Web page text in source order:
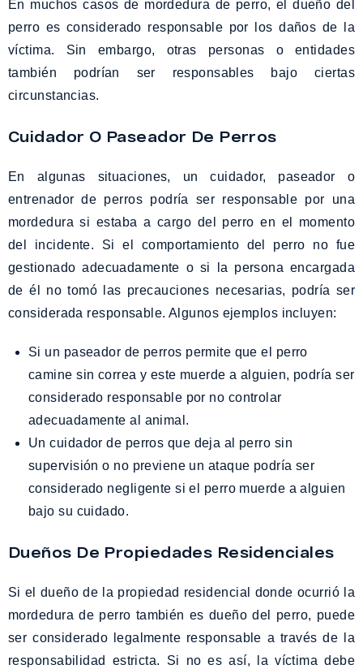
En muchos casos de mordedura de perro, el dueño del
perro es considerado responsable por los daños de la
víctima. Sin embargo, otras personas o entidades
también podrían ser responsables bajo ciertas
circunstancias.
Cuidador O Paseador De Perros
En algunas situaciones, un cuidador, paseador o
entrenador de perros podría ser responsable por una
mordedura si estaba a cargo del perro en el momento
del incidente. Si el comportamiento del perro no fue
gestionado adecuadamente o si la persona encargada
de él no tomó las precauciones necesarias, podría ser
considerada responsable. Algunos ejemplos incluyen:
Si un paseador de perros permite que el perro
camine sin correa y este muerde a alguien, podría ser
considerado responsable por no controlar
adecuadamente al animal.
Un cuidador de perros que deja al perro sin
supervisión o no previene un ataque podría ser
considerado negligente si el perro muerde a alguien
bajo su cuidado.
Dueños De Propiedades Residenciales
Si el dueño de la propiedad residencial donde ocurrió la
mordedura de perro también es dueño del perro, puede
ser considerado legalmente responsable a través de la
responsabilidad estricta. Si no es así, la víctima debe